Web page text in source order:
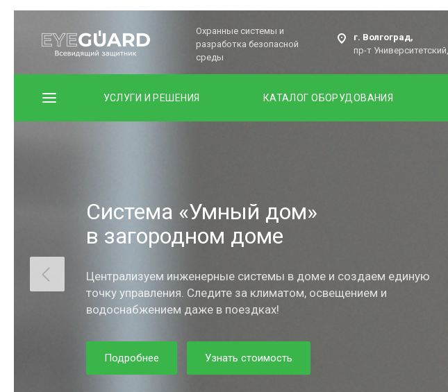
Охранные системы и
разработка безопасной
среды
г. Волгоград,
пр-т
УСЛУГИ И РЕШЕНИЯ КАТАЛОГ ОБОРУДОВАНИЯ
Система «Умный дом»
в загородном доме
Централизуем инженерные системы в доме и создаем единую
точку управления. Следите за климатом, освещением и
водоснабжением даже в поездках!
Подробнее Узнать стоимость